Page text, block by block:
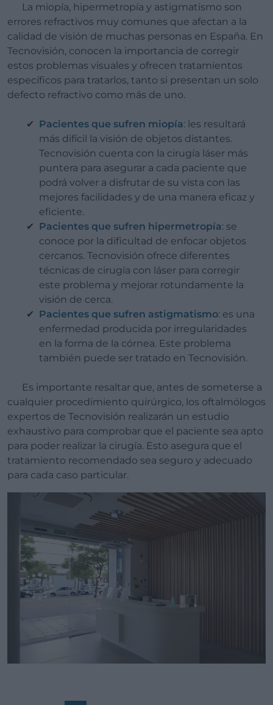
La miopía, hipermetropía y astigmatismo son
errores refractivos muy comunes que afectan a la
calidad de visión de muchas personas en España. En
Tecnovisión, conocen la importancia de corregir
estos problemas visuales y ofrecen tratamientos
específicos para tratarlos, tanto si presentan un solo
defecto refractivo como más de uno.
Pacientes que sufren miopía: les resultará
más difícil la visión de objetos distantes.
Tecnovisión cuenta con la cirugía láser más
puntera para asegurar a cada paciente que
podrá volver a disfrutar de su vista con las
mejores facilidades y de una manera eficaz y
eficiente.
Pacientes que sufren hipermetropía: se
conoce por la dificultad de enfocar objetos
cercanos. Tecnovisión ofrece diferentes
técnicas de cirugía con láser para corregir
este problema y mejorar rotundamente la
visión de cerca.
Pacientes que sufren astigmatismo: es una
enfermedad producida por irregularidades
en la forma de la córnea. Este problema
también puede ser tratado en Tecnovisión.
Es importante resaltar que, antes de someterse a
cualquier procedimiento quirúrgico, los oftalmólogos
expertos de Tecnovisión realizarán un estudio
exhaustivo para comprobar que el paciente sea apto
para poder realizar la cirugía. Esto asegura que el
tratamiento recomendado sea seguro y adecuado
para cada caso particular.